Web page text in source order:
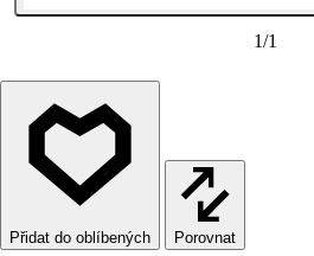
1/1
Porovnat